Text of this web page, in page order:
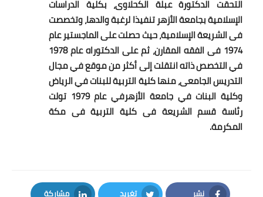
المزيد
اقتصاد
المرأة والطفل
حكاية صورة
التحقت الدكتورة عبلة الكحلاوى، بكلية الدراسات
الإسلامية بجامعة الأزهر تنفيذا لرغبة والدها، وتخصصت
فى الشريعة الإسلامية، حيث حصلت على الماجستير عام
1974 فى الفقه المقارن، ثم على الدكتوراه عام 1978
في التخصص ذاته انتقلت إلى أكثر من موقع في مجال
التدريس الجامعى، منها كلية التربية للبنات في الرياض
وكلية البنات في جامعة الأزهرفي عام 1979 تولت
رئاسة قسم الشريعة فى كلية التربية فى مكة
المكرمة.
نشر تغريد مشاركة